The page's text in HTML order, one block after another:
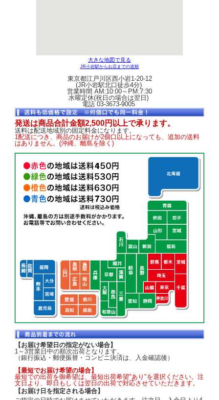
大きな地図で見る
JR小岩駅からお店までの道順
東京都江戸川区西小岩1-20-12
(JR小岩駅北口徒歩4分)
営業時間 AM:10:00～PM:7:30
水曜定休(祝日の場合は翌日)
電話 03-3673-9005
発送は商品合計金額2,500円以上で承ります。
送料は配送地域別の固定料金になります。
1配送につき、商品のお届けが2個口以上になっても、追加の送料
はありません。(沖縄、離島を除く)
【お届け希望日の指定がない場合】
1～3営業日中の順次出荷となります。
（銀行振込・郵便振替・コンビニ決済は、入金確認後）
【最短でお届け希望の場合】
最短での出荷を御希望は、最短出荷希望"あり"を選択ください。注
文日より、即日もしくは翌日の出荷で対応させていただきます。
【お届け日を指定される場合】